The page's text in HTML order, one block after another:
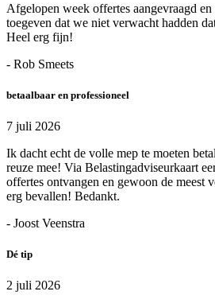
Afgelopen week offertes aangevraagd
toegeven dat we niet verwacht hadden
Heel erg fijn!
- Rob Smeets
betaalbaar en professioneel
7 juli 2026
Ik dacht echt de volle mep te moeten
reuze mee! Via Belastingadviseurkaart
offertes ontvangen en gewoon de meest
erg bevallen! Bedankt.
- Joost Veenstra
Dé tip
2 juli 2026